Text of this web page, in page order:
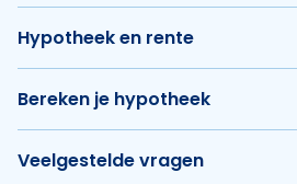
Hypotheek en rente
Bereken je hypotheek
Veelgestelde vragen